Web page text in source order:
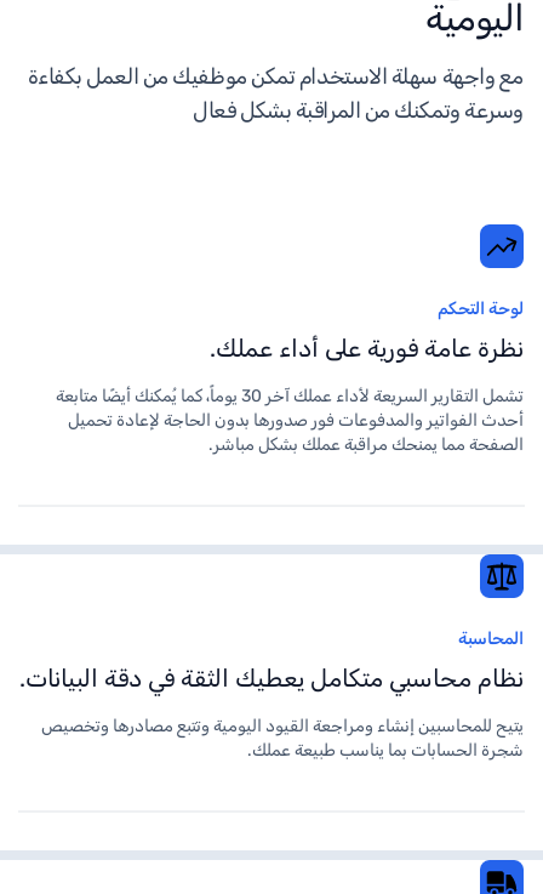
اليومية
مع واجهة سهلة الاستخدام تمكن موظفيك من العمل بكفاءة
وسرعة وتمكنك من المراقبة بشكل فعال
لوحة التحكم
نظرة عامة فورية على أداء عملك.
تشمل التقارير السريعة لأداء عملك آخر 30 يوماً، كما يُمكنك أيضًا متابعة
أحدث الفواتير والمدفوعات فور صدورها بدون الحاجة لإعادة تحميل
الصفحة مما يمنحك مراقبة عملك بشكل مباشر.
المحاسبة
نظام محاسبي متكامل يعطيك الثقة في دقة البيانات.
يتيح للمحاسبين إنشاء ومراجعة القيود اليومية وتتبع مصادرها وتخصيص
شجرة الحسابات بما يناسب طبيعة عملك.